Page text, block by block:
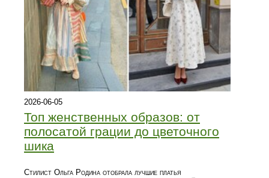
2026-06-05
Топ женственных образов: от
полосатой грации до цветочного
шика
Стилист Ольга Родина отобрала лучшие платья